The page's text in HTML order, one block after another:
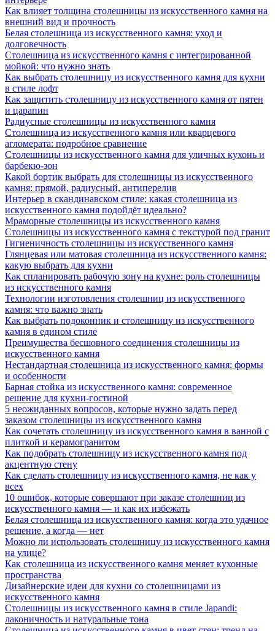
Как влияет толщина столешницы из искусственного камня на
внешний вид и прочность
Белая столешница из искусственного камня: уход и
долговечность
Столешница из искусственного камня с интегрированной
мойкой: что нужно знать
Как выбрать столешницу из искусственного камня для кухни
в стиле лофт
Как защитить столешницу из искусственного камня от пятен
и царапин
Радиусные столешницы из искусственного камня
Столешница из искусственного камня или кварцевого
агломерата: подробное сравнение
Столешницы из искусственного камня для уличных кухонь и
барбекю-зон
Какой бортик выбрать для столешницы из искусственного
камня: прямой, радиусный, антиперелив
Интерьер в скандинавском стиле: какая столешница из
искусственного камня подойдёт идеально?
Мраморные столешницы из искусственного камня
Столешницы из искусственного камня с текстурой под гранит
Гигиеничность столешницы из искусственного камня
Глянцевая или матовая столешница из искусственного камня:
какую выбрать для кухни
Как спланировать рабочую зону на кухне: роль столешницы
из искусственного камня
Технологии изготовления столешниц из искусственного
камня: что важно знать
Как выбрать подоконник и столешницу из искусственного
камня в едином стиле
Преимущества бесшовного соединения столешницы из
искусственного камня
Нестандартная столешница из искусственного камня: формы
и особенности
Барная стойка из искусственного камня: современное
решение для кухни-гостиной
5 неожиданных вопросов, которые нужно задать перед
заказом столешницы из искусственного камня
Как сочетать столешницу из искусственного камня в ванной с
плиткой и керамогранитом
Как подобрать столешницу из искусственного камня под
акцентную стену
Как сделать столешницу из искусственного камня, не как у
всех
10 ошибок, которые совершают при заказе столешниц из
искусственного камня — и как их избежать
Белая столешница из искусственного камня: когда это удачное
решение, а когда — нет
Можно ли использовать столешницу из искусственного камня
на улице?
Как столешница из искусственного камня меняет кухонные
пространства
Дизайнерские идеи для кухни со столешницами из
искусственного камня
Столешницы из искусственного камня в стиле Japandi:
лаконичность и натуральные тона